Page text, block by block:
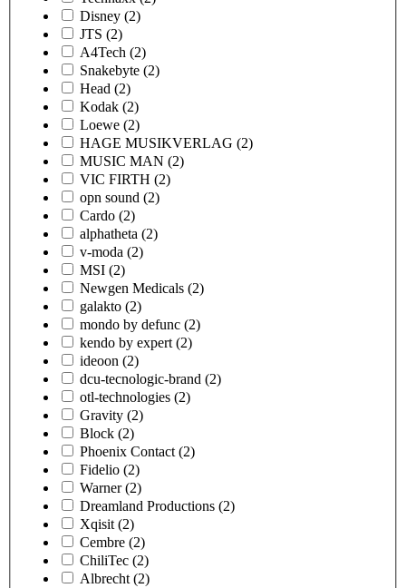
Disney (2)
JTS (2)
A4Tech (2)
Snakebyte (2)
Head (2)
Kodak (2)
Loewe (2)
HAGE MUSIKVERLAG (2)
MUSIC MAN (2)
VIC FIRTH (2)
opn sound (2)
Cardo (2)
alphatheta (2)
v-moda (2)
MSI (2)
Newgen Medicals (2)
galakto (2)
mondo by defunc (2)
kendo by expert (2)
ideoon (2)
dcu-tecnologic-brand (2)
otl-technologies (2)
Gravity (2)
Block (2)
Phoenix Contact (2)
Fidelio (2)
Warner (2)
Dreamland Productions (2)
Xqisit (2)
Cembre (2)
ChiliTec (2)
Albrecht (2)